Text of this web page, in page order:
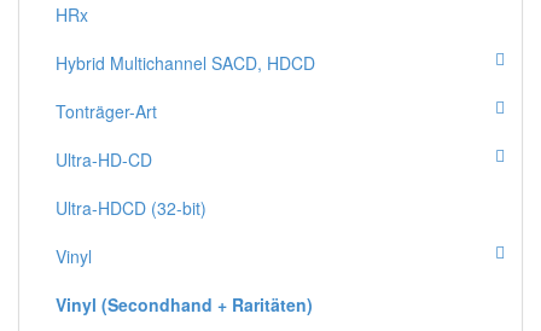
HRx
Hybrid Multichannel SACD, HDCD
Tonträger-Art
Ultra-HD-CD
Ultra-HDCD (32-bit)
Vinyl
Vinyl (Secondhand + Raritäten)